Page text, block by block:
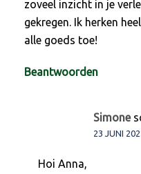
zoveel inzicht in je
gekregen. Ik herken
alle goeds toe!
Beantwoorden
Simone
23 JUNI
Hoi Anna,